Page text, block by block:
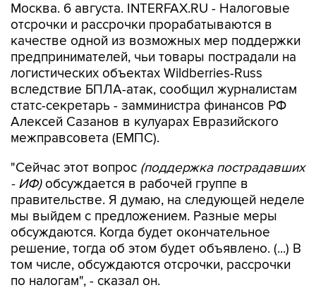
Москва. 6 августа. INTERFAX.RU - Налоговые
отсрочки и рассрочки прорабатываются в
качестве одной из возможных мер поддержки
предпринимателей, чьи товары пострадали на
логистических объектах Wildberries-Russ
вследствие БПЛА-атак, сообщил журналистам
статс-секретарь - замминистра финансов РФ
Алексей Сазанов в кулуарах Евразийского
межправсовета (ЕМПС).
"Сейчас этот вопрос (поддержка пострадавших
- ИФ)обсуждается в рабочей группе в
правительстве. Я думаю, на следующей неделе
мы выйдем с предложением. Разные меры
обсуждаются. Когда будет окончательное
решение, тогда об этом будет объявлено. (...) В
том числе, обсуждаются отсрочки, рассрочки
по налогам", - сказал он.